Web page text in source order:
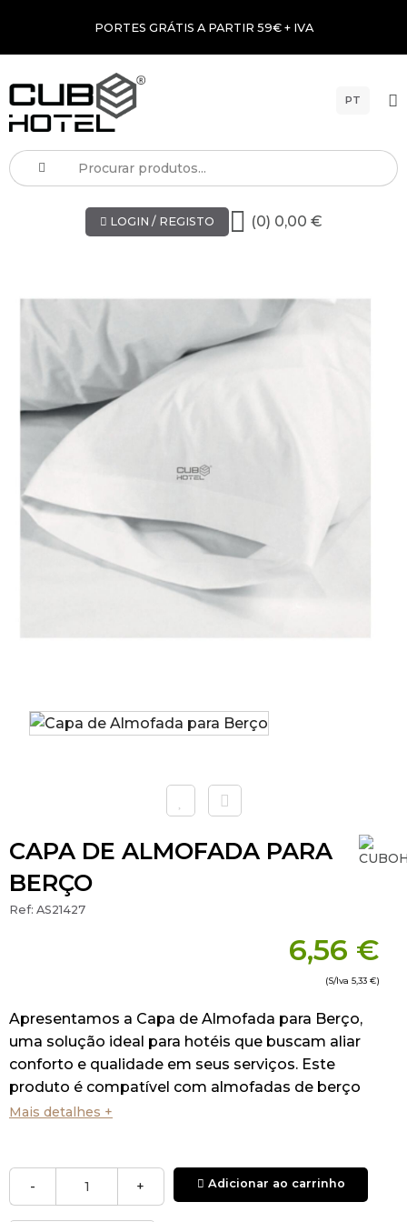
PORTES GRÁTIS A PARTIR 59€ + IVA
PT
LOGIN / REGISTO (0) 0,00 €
CAPA DE ALMOFADA PARA
BERÇO
Ref: AS21427
6,56 €
(S/Iva 5,33 €)
Apresentamos a Capa de Almofada para Berço,
uma solução ideal para hotéis que buscam aliar
conforto e qualidade em seus serviços. Este
produto é compatível com almofadas de berço
padrão, garantindo um ajuste perfeito e prático.
capa proporciona uma textura suave, durabilidade
e fácil manutenção, características essenciais
Mais detalhes +
- + Adicionar ao carrinho